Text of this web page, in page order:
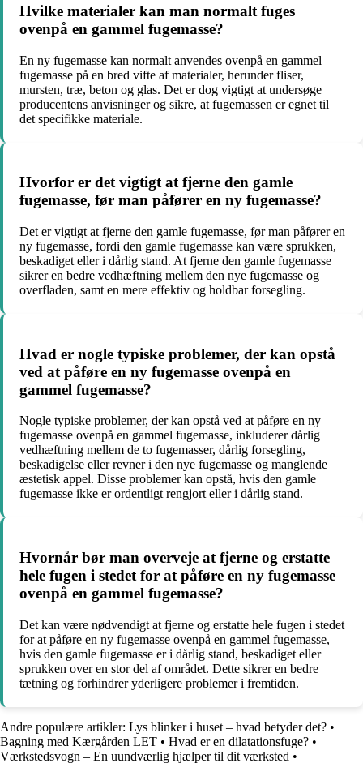
Hvilke materialer kan man normalt fuges
ovenpå en gammel fugemasse?
En ny fugemasse kan normalt anvendes ovenpå en gammel
fugemasse på en bred vifte af materialer, herunder fliser,
mursten, træ, beton og glas. Det er dog vigtigt at undersøge
producentens anvisninger og sikre, at fugemassen er egnet til
det specifikke materiale.
Hvorfor er det vigtigt at fjerne den gamle
fugemasse, før man påfører en ny fugemasse?
Det er vigtigt at fjerne den gamle fugemasse, før man påfører en
ny fugemasse, fordi den gamle fugemasse kan være sprukken,
beskadiget eller i dårlig stand. At fjerne den gamle fugemasse
sikrer en bedre vedhæftning mellem den nye fugemasse og
overfladen, samt en mere effektiv og holdbar forsegling.
Hvad er nogle typiske problemer, der kan opstå
ved at påføre en ny fugemasse ovenpå en
gammel fugemasse?
Nogle typiske problemer, der kan opstå ved at påføre en ny
fugemasse ovenpå en gammel fugemasse, inkluderer dårlig
vedhæftning mellem de to fugemasser, dårlig forsegling,
beskadigelse eller revner i den nye fugemasse og manglende
æstetisk appel. Disse problemer kan opstå, hvis den gamle
fugemasse ikke er ordentligt rengjort eller i dårlig stand.
Hvornår bør man overveje at fjerne og erstatte
hele fugen i stedet for at påføre en ny fugemasse
ovenpå en gammel fugemasse?
Det kan være nødvendigt at fjerne og erstatte hele fugen i stedet
for at påføre en ny fugemasse ovenpå en gammel fugemasse,
hvis den gamle fugemasse er i dårlig stand, beskadiget eller
sprukken over en stor del af området. Dette sikrer en bedre
tætning og forhindrer yderligere problemer i fremtiden.
Andre populære artikler: Lys blinker i huset – hvad betyder det? •
Bagning med Kærgården LET • Hvad er en dilatationsfuge? •
Værkstedsvogn – En uundværlig hjælper til dit værksted •